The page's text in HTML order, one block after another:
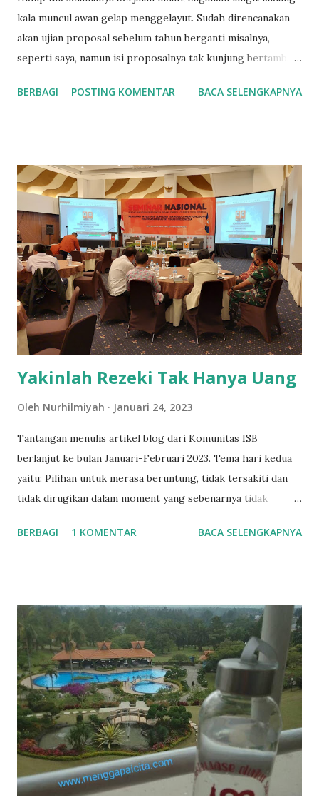
kala muncul awan gelap menggelayut. Sudah direncanakan
akan ujian proposal sebelum tahun berganti misalnya,
seperti saya, namun isi proposalnya tak kunjung bertambah,
yang sudah jauh-jauh hari ditetapkan masih juga
butuh suatu tindakan segera yaitu menginstal ulang hidup.
Membersihkan cache atau memori sementara yang mudah
sekali membukanya. Setali tiga uang dengan cache, cookie
juga demikian, informasi login yang tersimpan di website,
membuat kamu dapat masuk kapan saja ke aplikasi tanpa
perlu mengetikkan username dan password secara manual.
Tampaknya mudah, namun jika itu tak penting, jadilah kamu
terikat selamanya dengan godaan login-logout dari suatu
masalah. Perlukah Menginstal Ulang Hidup, Memb...
BERBAGI POSTING KOMENTAR BACA SELENGKAPNYA
Yakinlah Rezeki Tak Hanya Uang
Oleh Nurhilmiyah Januari 24, 2023
Tantangan menulis artikel blog dari Komunitas ISB
berlanjut ke bulan Januari-Februari 2023. Tema hari kedua
yaitu: Pilihan untuk merasa beruntung, tidak tersakiti dan
tidak dirugikan dalam moment yang sebenarnya tidak
tidak dapat fee, lalu kamu dinomor sekiankan dibanding
hadir. Contoh lain: Saat dikritik, emang bete tapi kalau milih
buat belajar lagi itu lebih baik bukan? Untuk membaca tema
hari pertamanya, kamu bisa mengekliknya di sini . Satu
waktu dari kampus saya ditugaskan mewakili pusat studi
menghadiri sebuah acara. Saya adalah salah satu dari enam
anggota di pusat studi tersebut. Disclaimer dulu ya, artikel
ini tidak mendiskreditkan siapapun dan apapun, hanya
berupa pemaknaan hidup dari saya atas pengalaman yang
terjadi, lantas dikaitkan dengan tema hari in...
BERBAGI 1 KOMENTAR BACA SELENGKAPNYA